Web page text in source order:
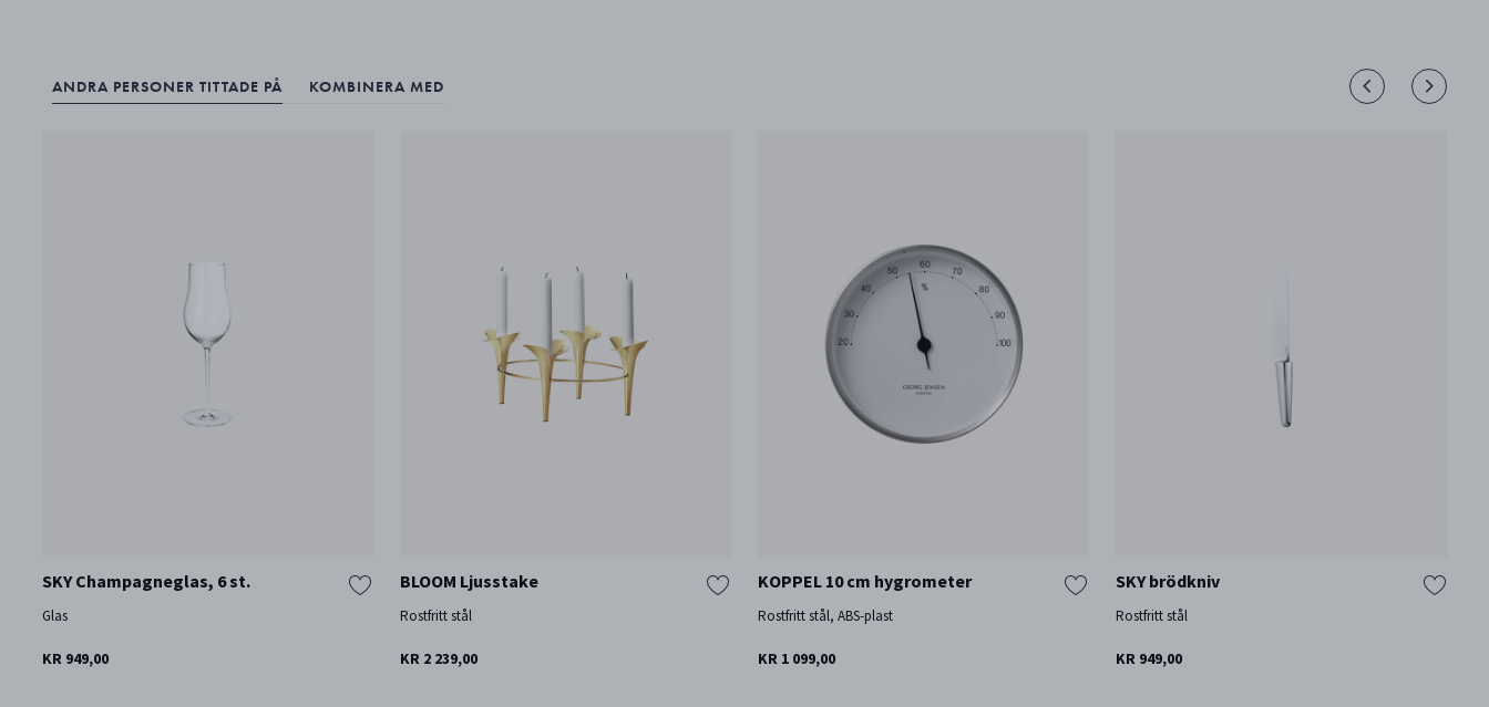
ANDRA PERSONER TITTADE PÅ KOMBINERA MED
SKY Champagneglas, 6 st.
Glas
KR 949,00
BLOOM Ljusstake
Rostfritt stål
KR 2 239,00
KOPPEL 10 cm hygrometer
Rostfritt stål, ABS-plast
KR 1 099,00
SKY brödkniv
Rostfritt stål
KR 949,00